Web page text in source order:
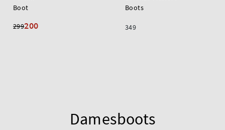
Boot
299200
Boots
349
Damesboots